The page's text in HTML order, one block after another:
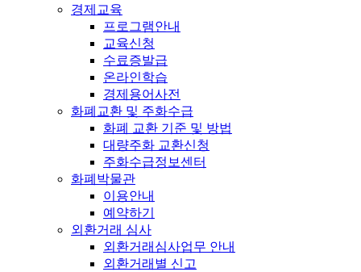
경제교육
프로그램안내
교육신청
수료증발급
온라인학습
경제용어사전
화폐교환 및 주화수급
화폐 교환 기준 및 방법
대량주화 교환신청
주화수급정보센터
화폐박물관
이용안내
예약하기
외환거래 심사
외환거래심사업무 안내
외환거래별 신고